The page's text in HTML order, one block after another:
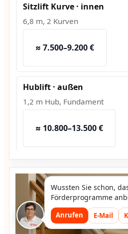
Sitzlift Kurve · innen
6,8 m, 2 Kurven
≈ 7.500–9.200 €
Hublift · außen
1,2 m Hub, Fundament
≈ 10.800–13.500 €
Wussten Sie schon,
Förderprogramme
Anrufen E-Mail